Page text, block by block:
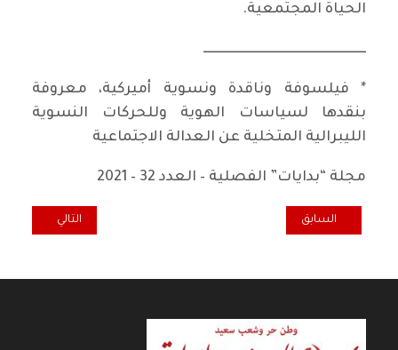
الحياة المجتمعية.
ـــــــــــــــــــــــــــــــــــــــــــــــــــــــــــــ
* فيلسوفة وناقدة ونسوية أميركية، معروفة
بنقدها لسياسات الهوية وللحركات النسوية
الليبرالية المتخلية عن العدالة الاجتماعية
مجلة “بدايات” الفصلية – العدد 32 – 2021
المقال السابق: غروندريسة ماركس
السابق المقال التالي:
التالي